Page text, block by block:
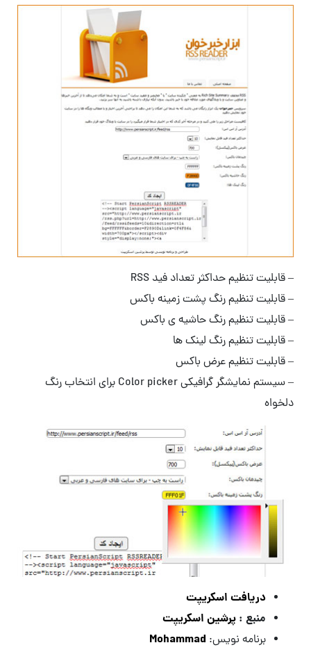
– قابلیت تنظیم حداکثر تعداد فید RSS
– قابلیت تنظیم رنگ پشت زمینه باکس
– قابلیت تنظیم رنگ حاشیه ی باکس
– قابلیت تنظیم رنگ لینک ها
– قابلیت تنظیم عرض باکس
– سیستم نمایشگر گرافیکی Color picker برای انتخاب رنگ
دلخواه
دریافت اسکریپت
منبع : پرشین اسکریپت
برنامه نویس: Mohammad